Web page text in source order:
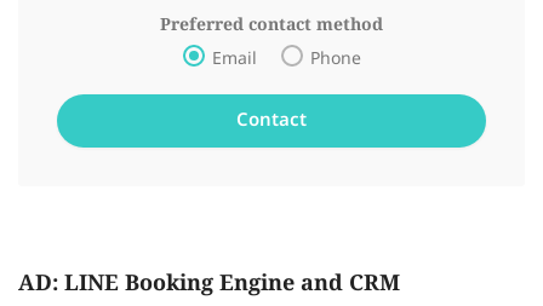
Preferred contact method
Email Phone
AD: LINE Booking Engine and CRM